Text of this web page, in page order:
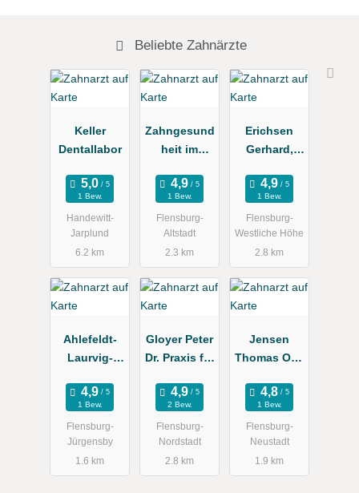
Beliebte Zahnärzte
Keller
Dentallabor
1 Bew.
Handewitt-
Jarplund
6.2 km
Zahngesund
heit im
W.
Zeppenfeld
u. Dr. B.
1 Bew.
Flensburg-
Altstadt
2.3 km
Erichsen
Gerhard,
1 Bew.
Flensburg-
Westliche Höhe
2.8 km
Ahlefeldt-
Laurvig-
Kieferorthop
ädin
1 Bew.
Flensburg-
Jürgensby
1.6 km
Gloyer Peter
Dr. Praxis für
2 Bew.
Flensburg-
Nordstadt
2.8 km
Jensen
Thomas Ove
1 Bew.
Flensburg-
Neustadt
1.9 km